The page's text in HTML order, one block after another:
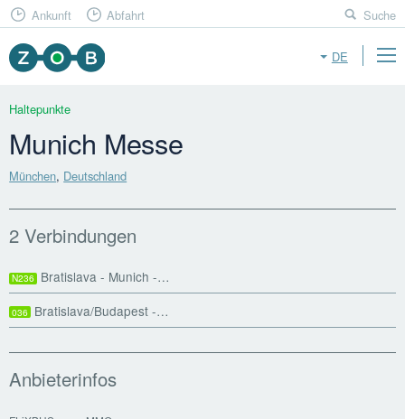
DE
Ankunft Abfahrt Suche
Haltepunkte
Munich Messe
München, Deutschland
2 Verbindungen
N236 Bratislava - Munich -…
036 Bratislava/Budapest -…
Anbieterinfos